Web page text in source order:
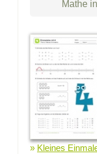
Mathe
» Kleines